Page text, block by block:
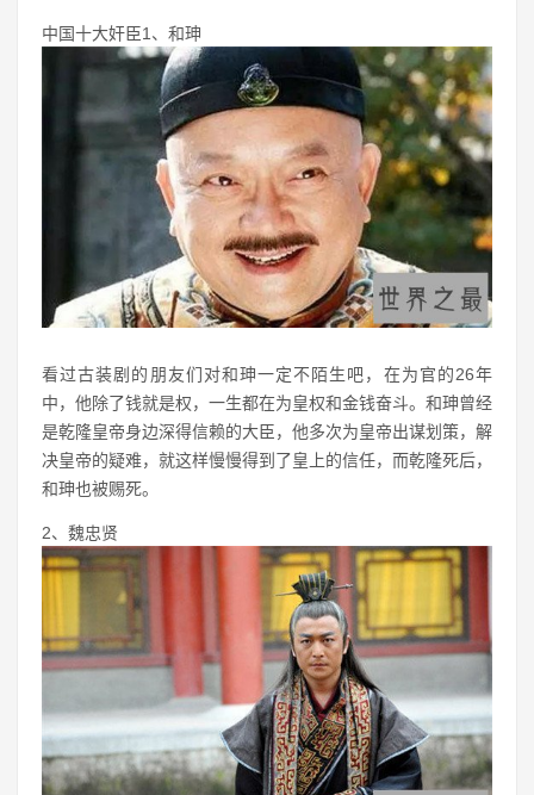
中国十大奸臣1、和珅
看过古装剧的朋友们对和珅一定不陌生吧，在为官的26年
中，他除了钱就是权，一生都在为皇权和金钱奋斗。和珅曾经
是乾隆皇帝身边深得信赖的大臣，他多次为皇帝出谋划策，解
决皇帝的疑难，就这样慢慢得到了皇上的信任，而乾隆死后，
和珅也被赐死。
2、魏忠贤